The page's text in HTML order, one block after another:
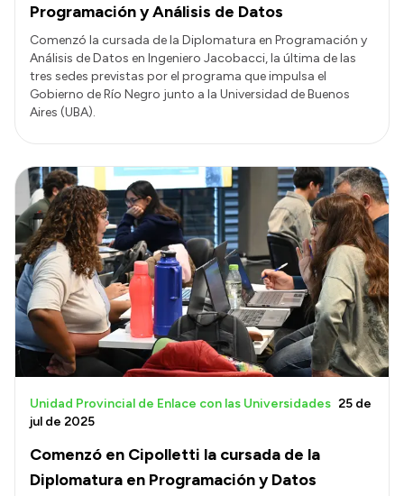
Programación y Análisis de Datos
Comenzó la cursada de la Diplomatura en Programación y
Análisis de Datos en Ingeniero Jacobacci, la última de las
tres sedes previstas por el programa que impulsa el
Gobierno de Río Negro junto a la Universidad de Buenos
Aires (UBA).
Comenzó en Cipolletti la cursada de la
Diplomatura en Programación y Datos
Unidad Provincial de Enlace con las Universidades 25 de
jul de 2025